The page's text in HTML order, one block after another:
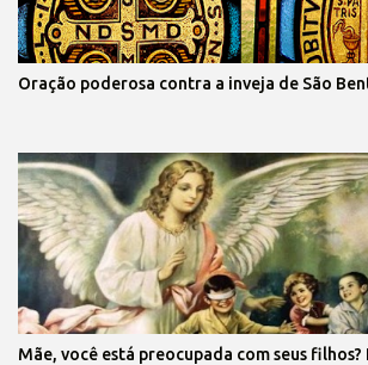
Oração poderosa contra a inveja de São
Mãe, você está preocupada com seus